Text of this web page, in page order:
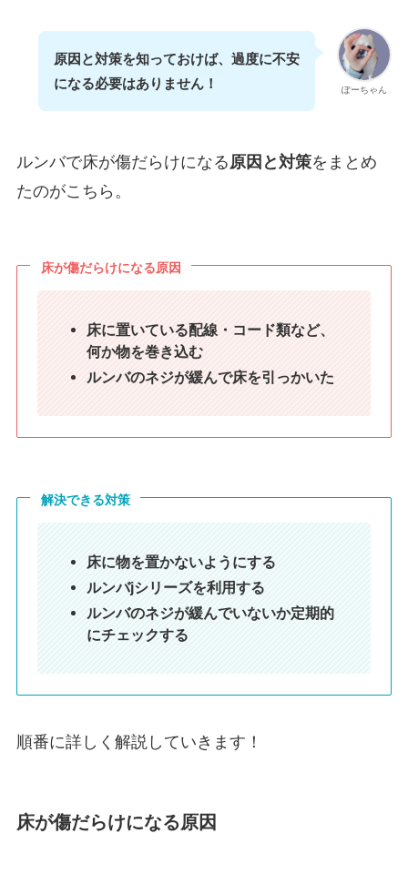
ぽーちゃん
原因と対策を知っておけば、過度に不安
になる必要はありません！
ルンバで床が傷だらけになる 原因と対策をまとめ
たのがこちら。
床が傷だらけになる原因
床に置いている配線・コード類など、
何か物を巻き込む
ルンバのネジが緩んで床を引っかいた
解決できる対策
床に物を置かないようにする
ルンバjシリーズを利用する
ルンバのネジが緩んでいないか定期的
にチェックする
順番に詳しく解説していきます！
床が傷だらけになる原因